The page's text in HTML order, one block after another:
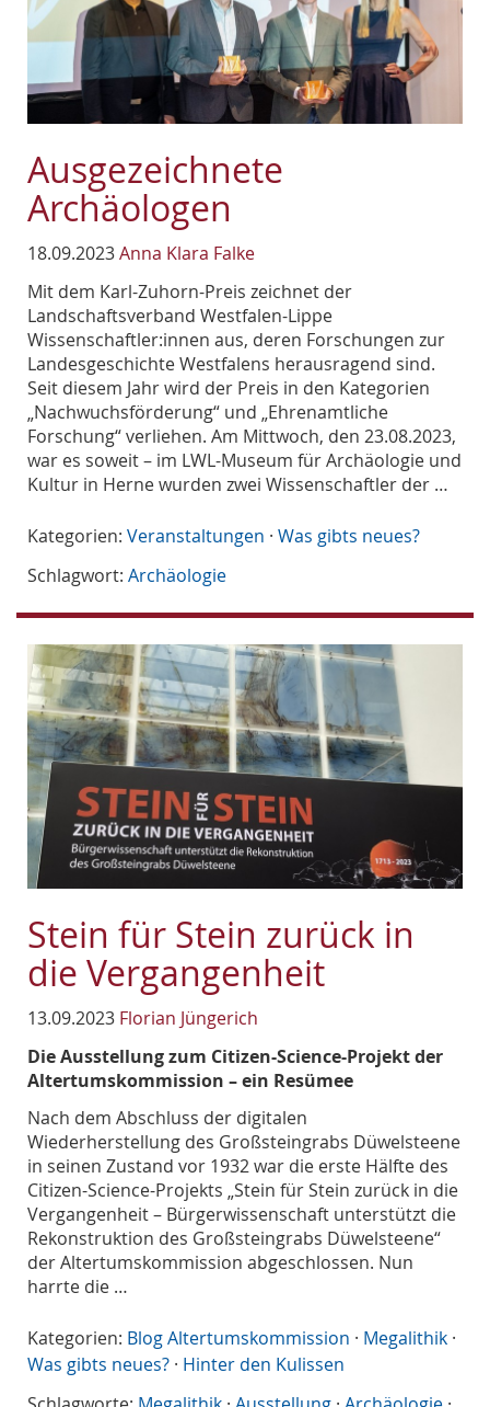
Ausgezeichnete
Archäologen
18.09.2023Anna Klara Falke
Mit dem Karl-Zuhorn-Preis zeichnet der
Landschaftsverband Westfalen-Lippe
Wissenschaftler:innen aus, deren Forschungen zur
Landesgeschichte Westfalens herausragend sind.
Seit diesem Jahr wird der Preis in den Kategorien
„Nachwuchsförderung“ und „Ehrenamtliche
Forschung“ verliehen. Am Mittwoch, den 23.08.2023,
war es soweit – im LWL-Museum für Archäologie und
Kultur in Herne wurden zwei Wissenschaftler der …
Kategorien: Veranstaltungen · Was gibts neues?
Schlagwort: Archäologie
Stein für Stein zurück in
die Vergangenheit
13.09.2023 Florian Jüngerich
Die Ausstellung zum Citizen-Science-Projekt der
Altertumskommission – ein Resümee
Nach dem Abschluss der digitalen
Wiederherstellung des Großsteingrabs Düwelsteene
in seinen Zustand vor 1932 war die erste Hälfte des
Citizen-Science-Projekts „Stein für Stein zurück in die
Vergangenheit – Bürgerwissenschaft unterstützt die
Rekonstruktion des Großsteingrabs Düwelsteene“
der Altertumskommission abgeschlossen. Nun
harrte die …
Kategorien: Blog Altertumskommission · Megalithik ·
Was gibts neues? · Hinter den Kulissen